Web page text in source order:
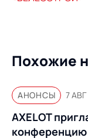
Похожие
АНОНСЫ 7
AXELOT
конференцию